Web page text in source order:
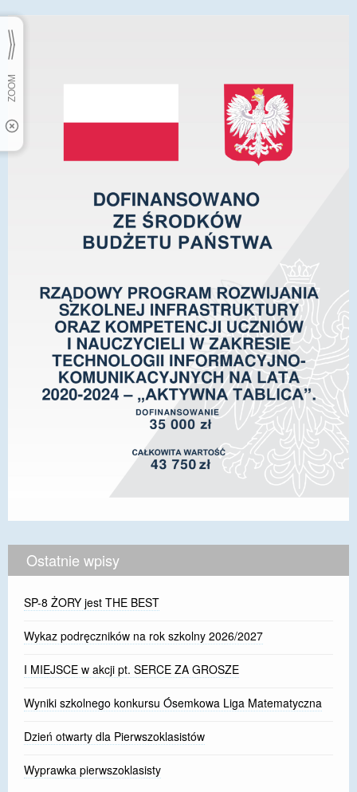
Ostatnie wpisy
SP-8 ŻORY jest THE BEST
Wykaz podręczników na rok szkolny 2026/2027
I MIEJSCE w akcji pt. SERCE ZA GROSZE
Wyniki szkolnego konkursu Ósemkowa Liga Matematyczna
Dzień otwarty dla Pierwszoklasistów
Wyprawka pierwszoklasisty